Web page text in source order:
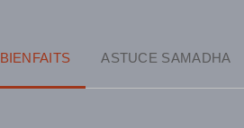
BIENFAITS ASTUCE SAMADHA